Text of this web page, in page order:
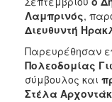
Λαμπρινός,
Διευθυντή
Παρευρέθησαν
Πολεοδομίας
σύμβουλος και
Στέλα